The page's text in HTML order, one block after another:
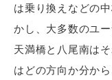
は乗り換えなどの
かし、大多数のユ
天満橋と八尾南は
はどの方向か分から